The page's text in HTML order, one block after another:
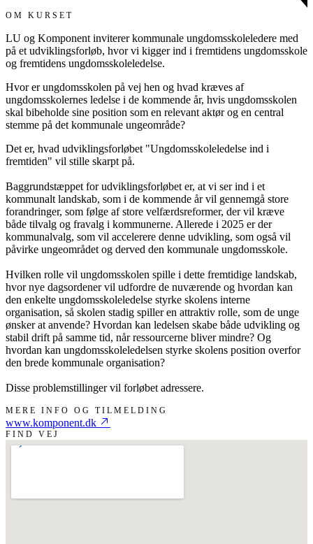
OM KURSET
LU og Komponent inviterer kommunale ungdomsskoleledere med
på et udviklingsforløb, hvor vi kigger ind i fremtidens ungdomsskole
og fremtidens ungdomsskoleledelse.
Hvor er ungdomsskolen på vej hen og hvad kræves af
ungdomsskolernes ledelse i de kommende år, hvis ungdomsskolen
skal bibeholde sine position som en relevant aktør og en central
stemme på det kommunale ungeområde?
Det er, hvad udviklingsforløbet "Ungdomsskoleledelse ind i
fremtiden" vil stille skarpt på.
Baggrundstæppet for udviklingsforløbet er, at vi ser ind i et
kommunalt landskab, som i de kommende år vil gennemgå store
forandringer, som følge af store velfærdsreformer, der vil kræve
både tilvalg og fravalg i kommunerne. Allerede i 2025 er der
kommunalvalg, som vil accelerere denne udvikling, som også vil
påvirke ungeområdet og derved den kommunale ungdomsskole.
Hvilken rolle vil ungdomsskolen spille i dette fremtidige landskab,
hvor nye dagsordener vil udfordre de nuværende og hvordan kan
den enkelte ungdomsskoleledelse styrke skolens interne
organisation, så skolen stadig spiller en attraktiv rolle, som de unge
ønsker at anvende? Hvordan kan ledelsen skabe både udvikling og
stabil drift på samme tid, når ressourcerne bliver mindre? Og
hvordan kan ungdomsskoleledelsen styrke skolens position overfor
den brede kommunale organisation?
Disse problemstillinger vil forløbet adressere.
MERE INFO OG TILMELDING
www.komponent.dk
FIND VEJ